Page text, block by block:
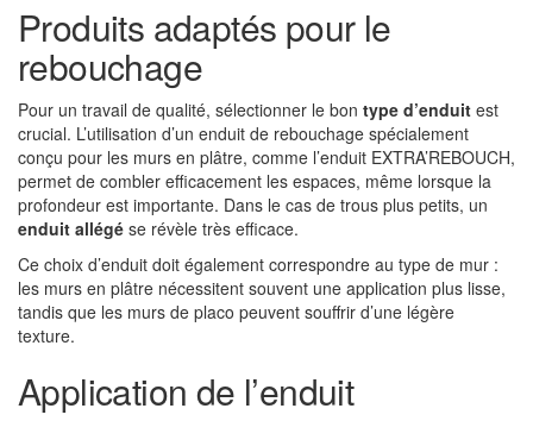
Produits adaptés pour le
rebouchage
Pour un travail de qualité, sélectionner le bon type d’enduit est
crucial. L’utilisation d’un enduit de rebouchage spécialement
conçu pour les murs en plâtre, comme l’enduit EXTRA’REBOUCH,
permet de combler efficacement les espaces, même lorsque la
profondeur est importante. Dans le cas de trous plus petits, un
enduit allégé se révèle très efficace.
Ce choix d’enduit doit également correspondre au type de mur :
les murs en plâtre nécessitent souvent une application plus lisse,
tandis que les murs de placo peuvent souffrir d’une légère
texture.
Application de l’enduit